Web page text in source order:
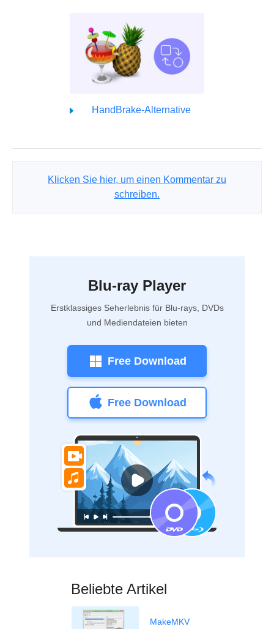
HandBrake-Alternative
Klicken Sie hier, um einen Kommentar zu
schreiben.
Blu-ray Player
Erstklassiges Seherlebnis für Blu-rays, DVDs
und Mediendateien bieten
Free Download
Free Download
Beliebte Artikel
MakeMKV